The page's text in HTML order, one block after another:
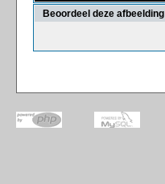
Beoordeel deze afbeelding